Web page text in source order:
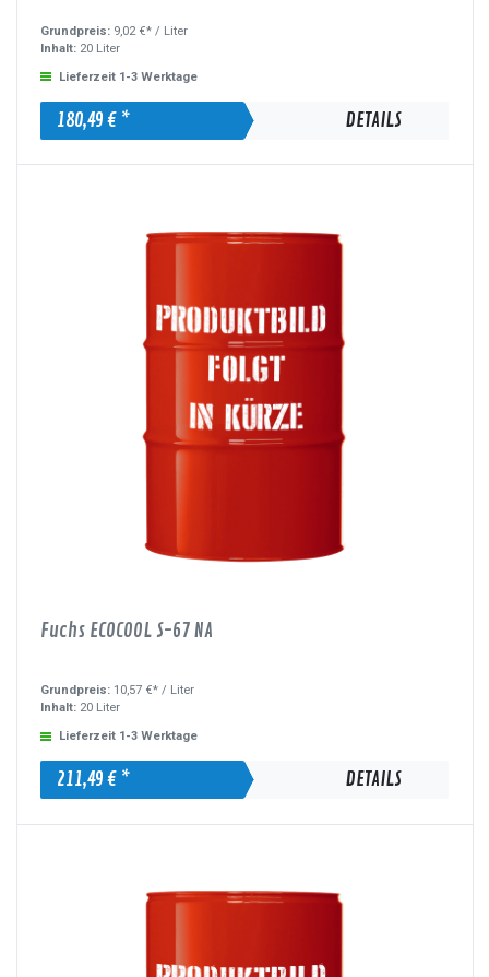
Grundpreis: 9,02 €* / Liter
Inhalt: 20 Liter
Lieferzeit 1-3 Werktage
180,49 € * DETAILS
Fuchs ECOCOOL S-67 NA
Grundpreis: 10,57 €* / Liter
Inhalt: 20 Liter
Lieferzeit 1-3 Werktage
211,49 € * DETAILS